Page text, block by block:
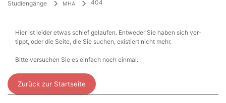
Stu­di­engänge MHA 404
Hier ist lei­der etwas schief gelaufen. Entwed­er Sie haben sich ver­
tippt, oder die Seite, die Sie suchen, existiert nicht mehr.
Bitte ver­suchen Sie es ein­fach noch einmal:
Zurück zur Startseite